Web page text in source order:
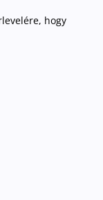
hogy